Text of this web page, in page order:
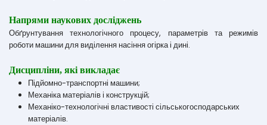
Напрями наукових досліджень
Обґрунтування технологічного процесу, параметрів та режимів
роботи машини для виділення насіння огірка і дині.
Дисципліни, які викладає
Підйомно-транспортні машини;
Механіка матеріалів і конструкцій;
Механіко-технологічні властивості сільськогосподарських
матеріалів.